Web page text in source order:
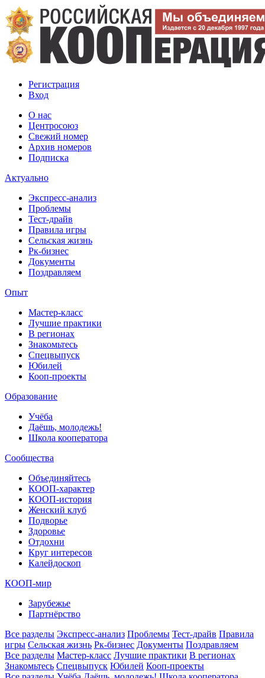
Регистрация
Вход
О нас
Центросоюз
Свежий номер
Архив номеров
Подписка
Актуально
Экспресс-анализ
Проблемы
Тест-драйв
Правила игры
Сельская жизнь
Рк-бизнес
Документы
Поздравляем
Опыт
Мастер-класс
Лучшие практики
В регионах
Знакомьтесь
Спецвыпуск
Юбилей
Кооп-проекты
Образование
Учёба
Даёшь, молодежь!
Школа кооператора
Сообщества
Объединяйтесь
КООП-характер
КООП-история
Женский клуб
Подворье
Здоровье
Отдохни
Круг интересов
Калейдоскоп
КООП-мир
Зарубежье
Партнёрство
Все разделы Экспресс-анализ Проблемы Тест-драйв Правила
игры Сельская жизнь Рк-бизнес Документы Поздравляем
Все разделы Мастер-класс Лучшие практики В регионах
Знакомьтесь Спецвыпуск Юбилей Кооп-проекты